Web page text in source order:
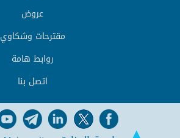
عروض
مقترحات وشكاوي
روابط هامة
اتصل بنا